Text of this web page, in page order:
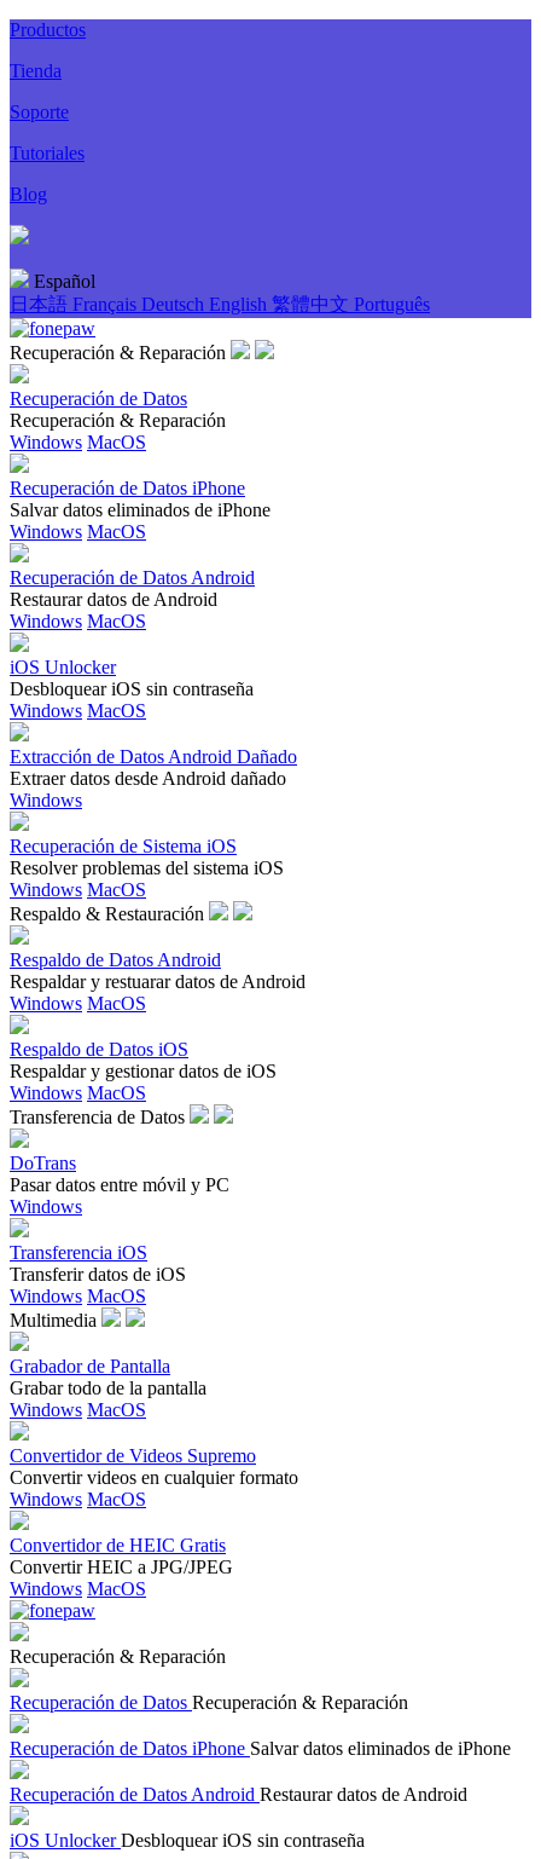
Productos
Tienda
Soporte
Tutoriales
Blog
Español
日本語 Français Deutsch English 繁體中文 Português
Recuperación & Reparación
Recuperación de Datos
Recuperación & Reparación
Windows MacOS
Recuperación de Datos iPhone
Salvar datos eliminados de iPhone
Windows MacOS
Recuperación de Datos Android
Restaurar datos de Android
Windows MacOS
iOS Unlocker
Desbloquear iOS sin contraseña
Windows MacOS
Extracción de Datos Android Dañado
Extraer datos desde Android dañado
Windows
Recuperación de Sistema iOS
Resolver problemas del sistema iOS
Windows MacOS
Respaldo & Restauración
Respaldo de Datos Android
Respaldar y restuarar datos de Android
Windows MacOS
Respaldo de Datos iOS
Respaldar y gestionar datos de iOS
Windows MacOS
Transferencia de Datos
DoTrans
Pasar datos entre móvil y PC
Windows
Transferencia iOS
Transferir datos de iOS
Windows MacOS
Multimedia
Grabador de Pantalla
Grabar todo de la pantalla
Windows MacOS
Convertidor de Videos Supremo
Convertir videos en cualquier formato
Windows MacOS
Convertidor de HEIC Gratis
Convertir HEIC a JPG/JPEG
Windows MacOS
Recuperación & Reparación
Recuperación de Datos Recuperación & Reparación
Recuperación de Datos iPhone Salvar datos eliminados de iPhone
Recuperación de Datos Android Restaurar datos de Android
iOS Unlocker Desbloquear iOS sin contraseña